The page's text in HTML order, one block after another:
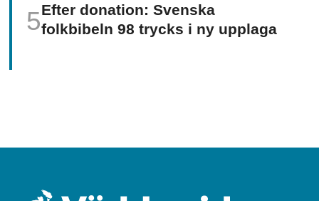
Efter donation: Svenska
folkbibeln 98 trycks i ny upplaga